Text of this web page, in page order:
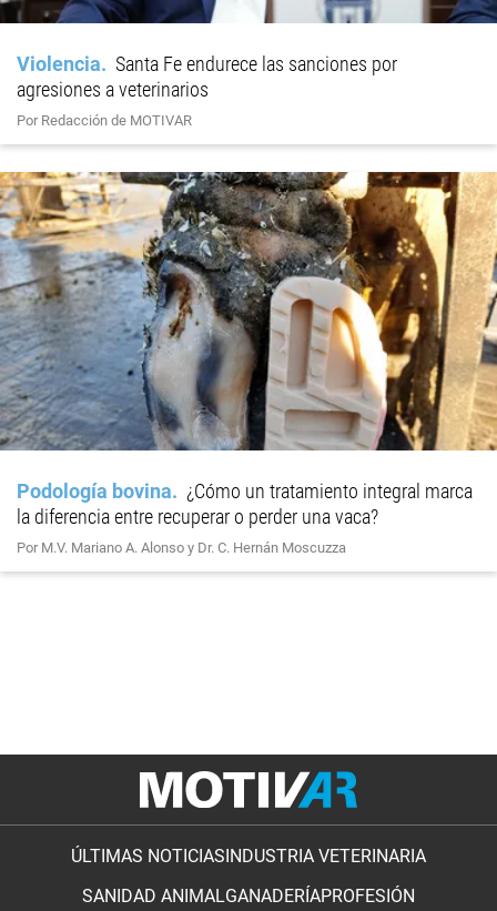
Violencia
Santa Fe endurece las sanciones por
agresiones a veterinarios
Por Redacción de MOTIVAR
Podología bovina
¿Cómo un tratamiento integral marca
la diferencia entre recuperar o perder una vaca?
Por M.V. Mariano A. Alonso y Dr. C. Hernán Moscuzza
ÚLTIMAS NOTICIAS INDUSTRIA VETERINARIA
SANIDAD ANIMALGANADERÍAPROFESIÓN